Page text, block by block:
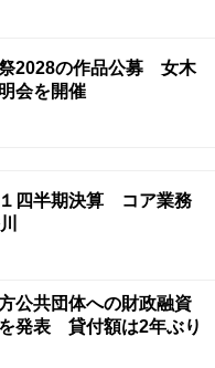
2028の作品公募 女木
会を開催
四半期決算 コア業務
公共団体への財政融資
発表 貸付額は2年ぶり